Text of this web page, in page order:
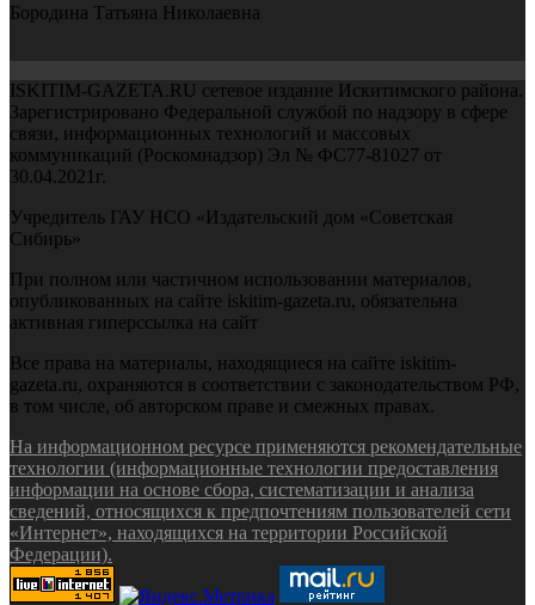
Бородина Татьяна Николаевна
ISKITIM-GAZETA.RU сетевое издание Искитимского района.
Зарегистрировано Федеральной службой по надзору в сфере
связи, информационных технологий и массовых
коммуникаций (Роскомнадзор) Эл № ФС77-81027 от
30.04.2021г.
Учредитель ГАУ НСО «Издательский дом «Советская
Сибирь»
При полном или частичном использовании материалов,
опубликованных на сайте iskitim-gazeta.ru, обязательна
активная гиперссылка на сайт
Все права на материалы, находящиеся на сайте iskitim-
gazeta.ru, охраняются в соответствии с законодательством РФ,
в том числе, об авторском праве и смежных правах.
На информационном ресурсе применяются рекомендательные
технологии (информационные технологии предоставления
информации на основе сбора, систематизации и анализа
сведений, относящихся к предпочтениям пользователей сети
«Интернет», находящихся на территории Российской
Федерации).